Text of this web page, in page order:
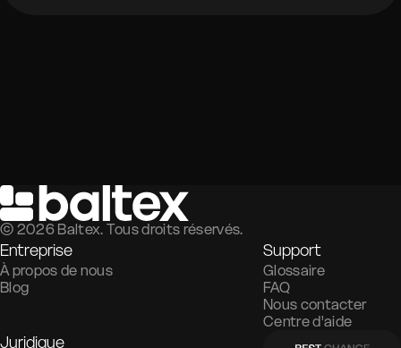
© 2026 Baltex. Tous droits réservés.
Entreprise
À propos de nous
Blog
Support
Glossaire
FAQ
Nous contacter
Centre d'aide
Juridique